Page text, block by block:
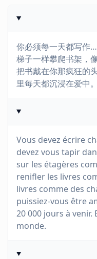
你必须每一天都写作
梯子一样攀爬书架，
把书戴在你那疯狂的
里每天都沉浸在爱中
Vous devez écrire
devez vous tapir
sur les étagères
renifler les livres
livres comme des
puissiez-vous être
20 000 jours à
monde.